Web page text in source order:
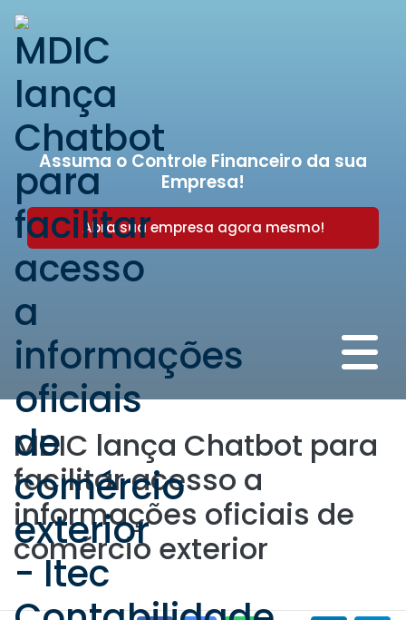
Assuma o Controle Financeiro da sua
Empresa!
Abra sua empresa agora mesmo!
MDIC lança Chatbot para
facilitar acesso a
informações oficiais de
comércio exterior